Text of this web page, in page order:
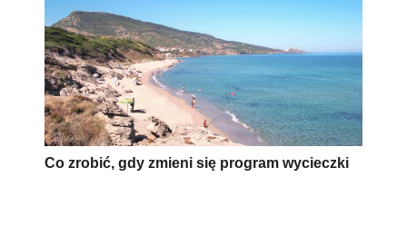
Co zrobić, gdy zmieni się program wycieczki